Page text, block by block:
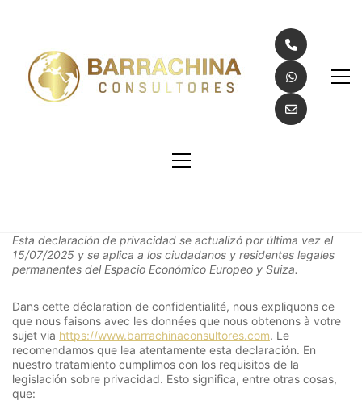
Esta declaración de privacidad se actualizó por última vez el
15/07/2025 y se aplica a los ciudadanos y residentes legales
permanentes del Espacio Económico Europeo y Suiza.
Dans cette déclaration de confidentialité, nous expliquons ce
que nous faisons avec les données que nous obtenons à votre
sujet via https://www.barrachinaconsultores.com. Le
recomendamos que lea atentamente esta declaración. En
nuestro tratamiento cumplimos con los requisitos de la
legislación sobre privacidad. Esto significa, entre otras cosas,
que: